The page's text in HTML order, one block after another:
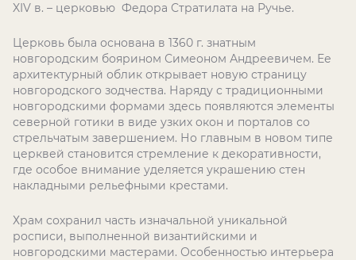
XIV в. – церковью Федора Стратилата на Ручье.
Церковь была основана в 1360 г. знатным
новгородским боярином Симеоном Андреевичем. Ее
архитектурный облик открывает новую страницу
новгородского зодчества. Наряду с традиционными
новгородскими формами здесь появляются элементы
северной готики в виде узких окон и порталов со
стрельчатым завершением. Но главным в новом типе
церквей становится стремление к декоративности,
где особое внимание уделяется украшению стен
накладными рельефными крестами.
Храм сохранил часть изначальной уникальной
росписи, выполненной византийскими и
новгородскими мастерами. Особенностью интерьера